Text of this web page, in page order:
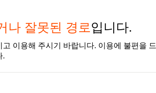
나 잘못된 경로입니다.
이용해 주시기 바랍니다. 이용에 불편을 드
.